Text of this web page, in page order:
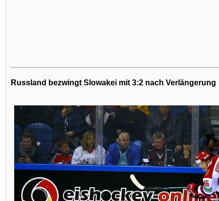
Russland bezwingt Slowakei mit 3:2 nach Verlängerung